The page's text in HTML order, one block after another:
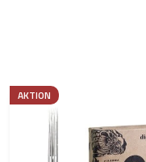
AKTION